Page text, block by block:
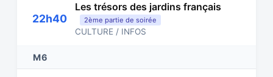
22h40
Les trésors des jardins français
2ème partie de soirée
CULTURE / INFOS
M6